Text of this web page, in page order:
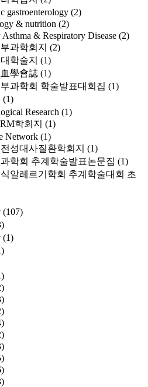
gastroenterology (2)
& nutrition (2)
& Respiratory Disease (2)
과학회지 (2)
학술지 (1)
學會誌 (1)
과학회 학술발표대회집 (1)
(1)
Research (1)
학회지 (1)
Network (1)
성대사질환학회지 (1)
학회 추계학술발표논문집 (1)
알레르기학회 추계학술대회 초
(107)
(1)